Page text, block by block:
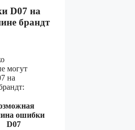
D07 на
брандт
могут
на
ошибки
D07